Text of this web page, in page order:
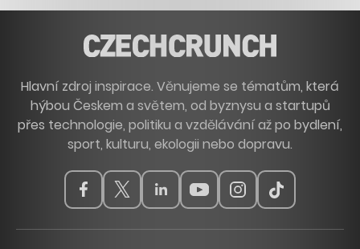
Hlavní zdroj inspirace. Věnujeme se tématům, která
hýbou Českem a světem, od byznysu a startupů
přes technologie, politiku a vzdělávání až po bydlení,
sport, kulturu, ekologii nebo dopravu.